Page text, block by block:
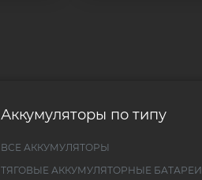
Аккумуляторы по типу
ВСЕ АККУМУЛЯТОРЫ
ТЯГОВЫЕ АККУМУЛЯТОРНЫЕ БАТАРЕИ